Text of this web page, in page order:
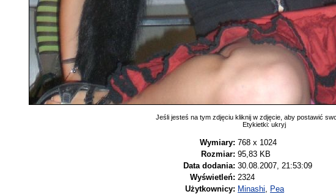
Jeśli jesteś na tym zdjęciu kliknij w zdjęcie, aby postawić
Etykietki: ukryj
Wymiary: 768 x 1024
Rozmiar: 95,83 KB
Data dodania: 30.08.2007, 21:53:09
Wyświetleń: 2324
Użytkownicy: Minashi Pea